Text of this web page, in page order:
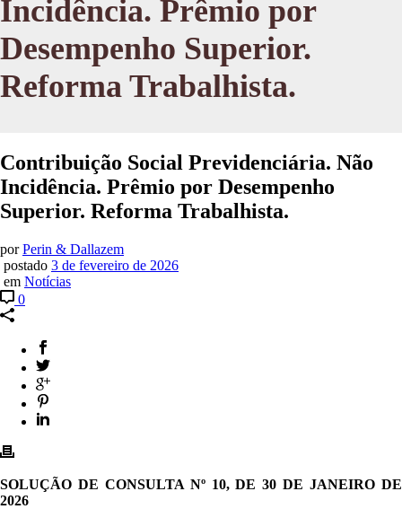
Incidência. Prêmio por
Desempenho Superior.
Reforma Trabalhista.
Contribuição Social Previdenciária. Não
Incidência. Prêmio por Desempenho
Superior. Reforma Trabalhista.
porPerin & Dallazem
postado 3 de fevereiro de 2026
em Notícias
0
SOLUÇÃO DE CONSULTA Nº 10, DE 30 DE JANEIRO DE
2026